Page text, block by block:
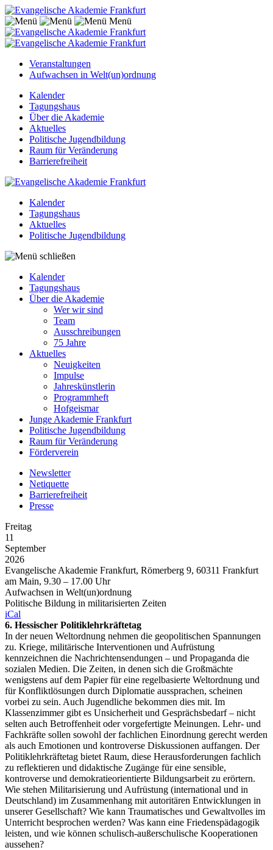
Menü
Veranstaltungen
Aufwachsen in Welt(un)ordnung
Kalender
Tagungshaus
Über die Akademie
Aktuelles
Politische Jugendbildung
Raum für Veränderung
Barrierefreiheit
Kalender
Tagungshaus
Aktuelles
Politische Jugendbildung
Kalender
Tagungshaus
Über die Akademie
Wer wir sind
Team
Ausschreibungen
75 Jahre
Aktuelles
Neuigkeiten
Impulse
Jahreskünstlerin
Programmheft
Hofgeismar
Junge Akademie Frankfurt
Politische Jugendbildung
Raum für Veränderung
Förderverein
Newsletter
Netiquette
Barrierefreiheit
Presse
Freitag
11
September
2026
Evangelische Akademie Frankfurt, Römerberg 9, 60311 Frankfurt
am Main, 9.30 – 17.00 Uhr
Aufwachsen in Welt(un)ordnung
Politische Bildung in militarisierten Zeiten
iCal
6. Hessischer Politiklehrkräftetag
In der neuen Weltordnung nehmen die geopolitischen Spannungen
zu. Kriege, militärische Interventionen und Aufrüstung
kennzeichnen die Nachrichtensendungen – und Propaganda die
sozialen Medien. Die Zeiten, in denen sich die Großmächte
wenigstens auf dem Papier für eine regelbasierte Weltordnung und
für Konfliktlösungen durch Diplomatie aussprachen, scheinen
vorbei zu sein. Auch Jugendliche bekommen dies mit. Im
Klassenzimmer gibt es Unsicherheit und Gesprächsbedarf – nicht
selten auch Betroffenheit oder vorgefertigte Meinungen. Lehr- und
Fachkräfte sollen sowohl der fachlichen Einordnung gerecht werden
als auch Emotionen und kontroverse Diskussionen auffangen. Der
Politiklehrkräftetag bietet Raum, diese Herausforderungen fachlich
zu reflektieren und didaktische Zugänge für eine sensible,
kontroverse und demokratieorientierte Bildungsarbeit zu erörtern.
Wie stehen Militarisierung und Aufrüstung (international und in
Deutschland) im Zusammenhang mit autoritären Entwicklungen in
unserer Gesellschaft? Wie kann Traumatisches und Gewaltvolles im
Unterricht besprochen werden? Was kann eine Friedenspädagogik
leisten, und wie können schulisch-außerschulische Kooperationen
aussehen?